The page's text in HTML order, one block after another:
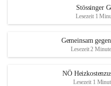
Stössinger
Lesezeit 1
Gemeinsam
Lesezeit 2
NÖ
Lesezeit 1